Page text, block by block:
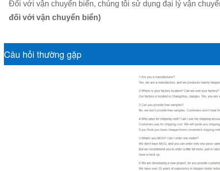
Đối với vận chuyển biển, chúng tôi sử dụng đại lý vận
đối với vận chuyển biển)
Câu hỏi thường gặp